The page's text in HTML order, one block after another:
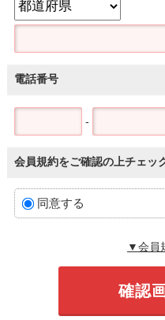
電話番号
-
会員規約をご確認の上チェッ
同意する
▼会員